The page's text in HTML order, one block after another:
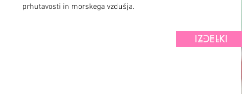
prhutavosti in morskega vzdušja.
IZDELKI